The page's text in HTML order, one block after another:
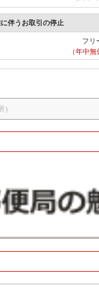
伴うお取引の停止
フリ
（年中